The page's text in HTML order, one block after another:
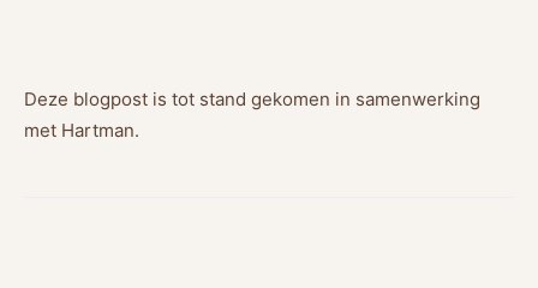
Deze blogpost is tot stand gekomen in samenwerking
met Hartman.